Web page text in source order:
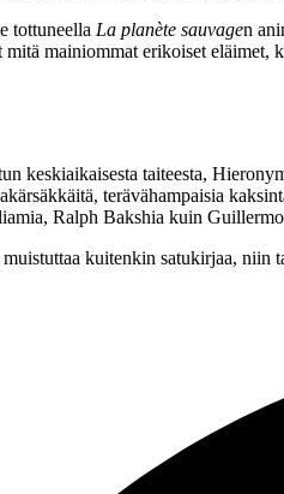
tottuneella La planète sauvagen
mainiommat erikoiset eläimet,
keskiaikaisesta taiteesta,
terävähampaisia
, Ralph Bakshia kuin
muistuttaa kuitenkin satukirjaa, niin